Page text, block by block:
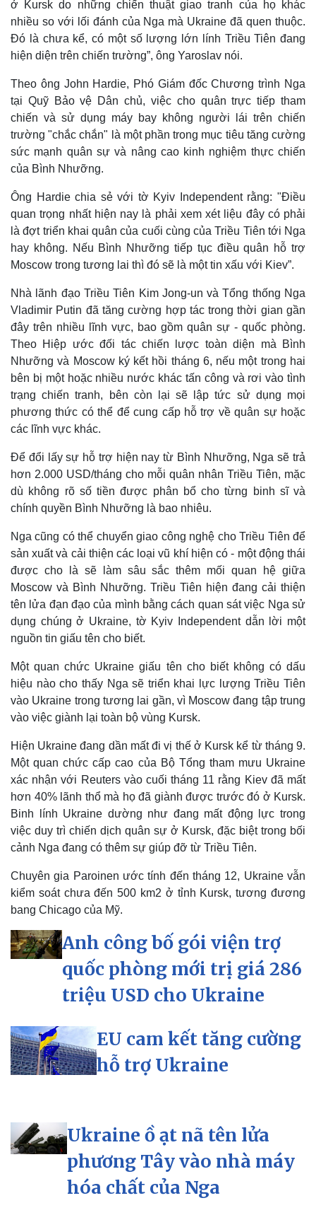
Vụ án
Tin nóng
Tư vấn luật
Vũ khí
Việt Nam
Phân tích
Thể thao
Lịch thi đấu bóng đá
Thế giới thể thao
eSports
Hậu trường
Ô tô - Xe máy
Xe máy
Tư vấn
Doanh nghiệp
Thông tin doanh nghiệp
Doanh nghiệp 24h
Vì cộng đồng
Công nghệ
Tin Công nghệ
Chuyển đổi số
ở Kursk do những chiến thuật giao tranh của họ khác
nhiều so với lối đánh của Nga mà Ukraine đã quen thuộc.
Đó là chưa kể, có một số lượng lớn lính Triều Tiên đang
hiện diện trên chiến trường”, ông Yaroslav nói.
Theo ông John Hardie, Phó Giám đốc Chương trình Nga
tại Quỹ Bảo vệ Dân chủ, việc cho quân trực tiếp tham
chiến và sử dụng máy bay không người lái trên chiến
trường "chắc chắn" là một phần trong mục tiêu tăng cường
sức mạnh quân sự và nâng cao kinh nghiệm thực chiến
của Bình Nhưỡng.
Ông Hardie chia sẻ với tờ Kyiv Independent rằng: "Điều
quan trọng nhất hiện nay là phải xem xét liệu đây có phải
là đợt triển khai quân của cuối cùng của Triều Tiên tới Nga
hay không. Nếu Bình Nhưỡng tiếp tục điều quân hỗ trợ
Moscow trong tương lai thì đó sẽ là một tin xấu với Kiev”.
Nhà lãnh đạo Triều Tiên Kim Jong-un và Tổng thống Nga
Vladimir Putin đã tăng cường hợp tác trong thời gian gần
đây trên nhiều lĩnh vực, bao gồm quân sự - quốc phòng.
Theo Hiệp ước đối tác chiến lược toàn diện mà Bình
Nhưỡng và Moscow ký kết hồi tháng 6, nếu một trong hai
bên bị một hoặc nhiều nước khác tấn công và rơi vào tình
trạng chiến tranh, bên còn lại sẽ lập tức sử dụng mọi
phương thức có thể để cung cấp hỗ trợ về quân sự hoặc
các lĩnh vực khác.
Để đổi lấy sự hỗ trợ hiện nay từ Bình Nhưỡng, Nga sẽ trả
hơn 2.000 USD/tháng cho mỗi quân nhân Triều Tiên, mặc
dù không rõ số tiền được phân bổ cho từng binh sĩ và
chính quyền Bình Nhưỡng là bao nhiêu.
Nga cũng có thể chuyển giao công nghệ cho Triều Tiên để
sản xuất và cải thiện các loại vũ khí hiện có - một động thái
được cho là sẽ làm sâu sắc thêm mối quan hệ giữa
Moscow và Bình Nhưỡng. Triều Tiên hiện đang cải thiện
tên lửa đạn đạo của mình bằng cách quan sát việc Nga sử
dụng chúng ở Ukraine, tờ Kyiv Independent dẫn lời một
nguồn tin giấu tên cho biết.
Một quan chức Ukraine giấu tên cho biết không có dấu
hiệu nào cho thấy Nga sẽ triển khai lực lượng Triều Tiên
vào Ukraine trong tương lai gần, vì Moscow đang tập trung
vào việc giành lại toàn bộ vùng Kursk.
Hiện Ukraine đang dần mất đi vị thế ở Kursk kể từ tháng 9.
Một quan chức cấp cao của Bộ Tổng tham mưu Ukraine
xác nhận với Reuters vào cuối tháng 11 rằng Kiev đã mất
hơn 40% lãnh thổ mà họ đã giành được trước đó ở Kursk.
Binh lính Ukraine dường như đang mất động lực trong
việc duy trì chiến dịch quân sự ở Kursk, đặc biệt trong bối
cảnh Nga đang có thêm sự giúp đỡ từ Triều Tiên.
Chuyên gia Paroinen ước tính đến tháng 12, Ukraine vẫn
kiểm soát chưa đến 500 km2 ở tỉnh Kursk, tương đương
bang Chicago của Mỹ.
Anh công bố gói viện trợ
quốc phòng mới trị giá 286
triệu USD cho Ukraine
EU cam kết tăng cường
hỗ trợ Ukraine
Ukraine ồ ạt nã tên lửa
phương Tây vào nhà máy
hóa chất của Nga